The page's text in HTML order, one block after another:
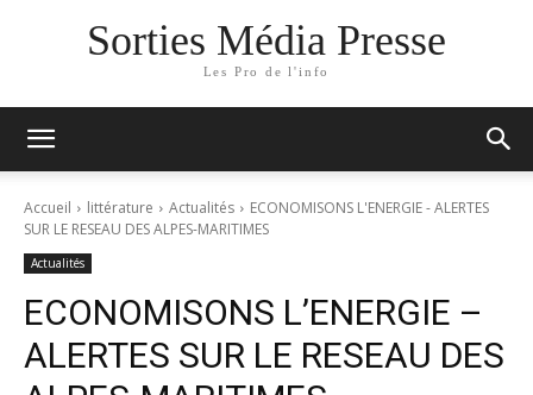
Sorties Média Presse
Les Pro de l'info
Accueil littérature Actualités
ECONOMISONS L'ENERGIE - ALERTES
SUR LE RESEAU DES ALPES-MARITIMES
Actualités
ECONOMISONS L’ENERGIE –
ALERTES SUR LE RESEAU DES